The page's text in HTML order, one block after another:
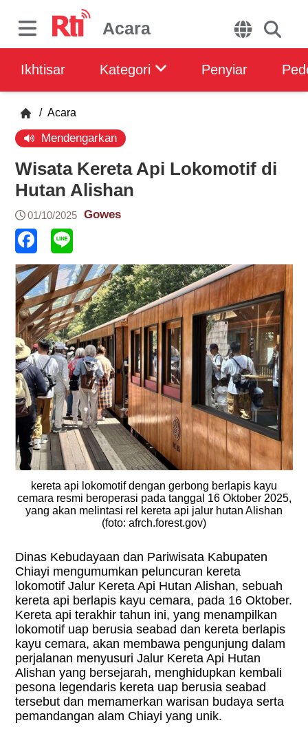
Acara
Ikhtisar Kategori Penyiar
/ Acara
Mendengarkan
Wisata Kereta Api Lokomotif di
Hutan Alishan
01/10/2025 Gowes
kereta api lokomotif dengan gerbong berlapis kayu
cemara resmi beroperasi pada tanggal 16 Oktober 2025,
yang akan melintasi rel kereta api jalur hutan Alishan
(foto: afrch.forest.gov)
Dinas Kebudayaan dan Pariwisata Kabupaten
Chiayi mengumumkan peluncuran kereta
lokomotif Jalur Kereta Api Hutan Alishan, sebuah
kereta api berlapis kayu cemara, pada 16 Oktober.
Kereta api terakhir tahun ini, yang menampilkan
lokomotif uap berusia seabad dan kereta berlapis
kayu cemara, akan membawa pengunjung dalam
perjalanan menyusuri Jalur Kereta Api Hutan
Alishan yang bersejarah, menghidupkan kembali
pesona legendaris kereta uap berusia seabad
tersebut dan memamerkan warisan budaya serta
pemandangan alam Chiayi yang unik.